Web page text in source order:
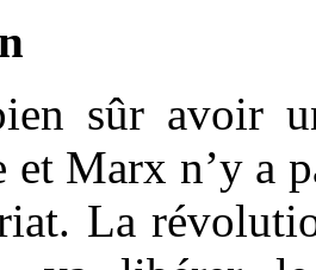
sûr avoir
et Marx n’y a
La